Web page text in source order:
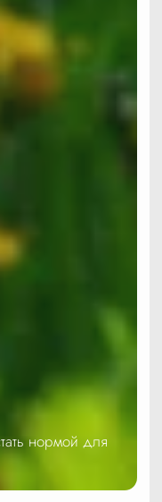
нормой для